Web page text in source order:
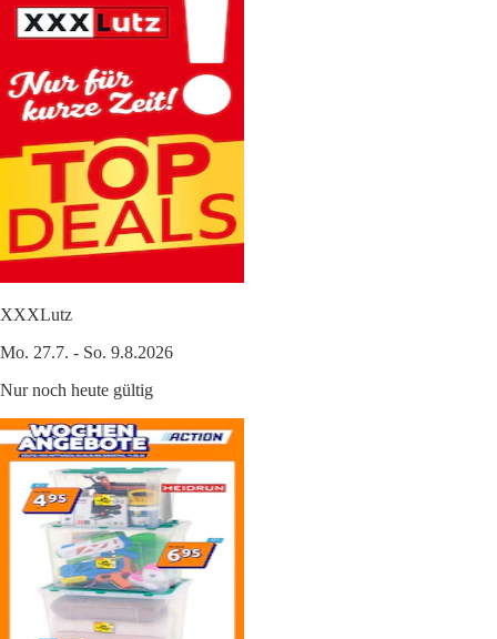
XXXLutz
Mo. 27.7. - So. 9.8.2026
Nur noch heute gültig